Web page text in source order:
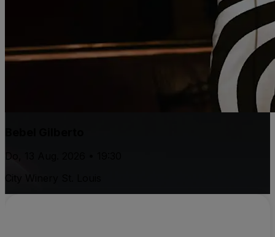
Do, 13 Aug. 2026 • 19:30